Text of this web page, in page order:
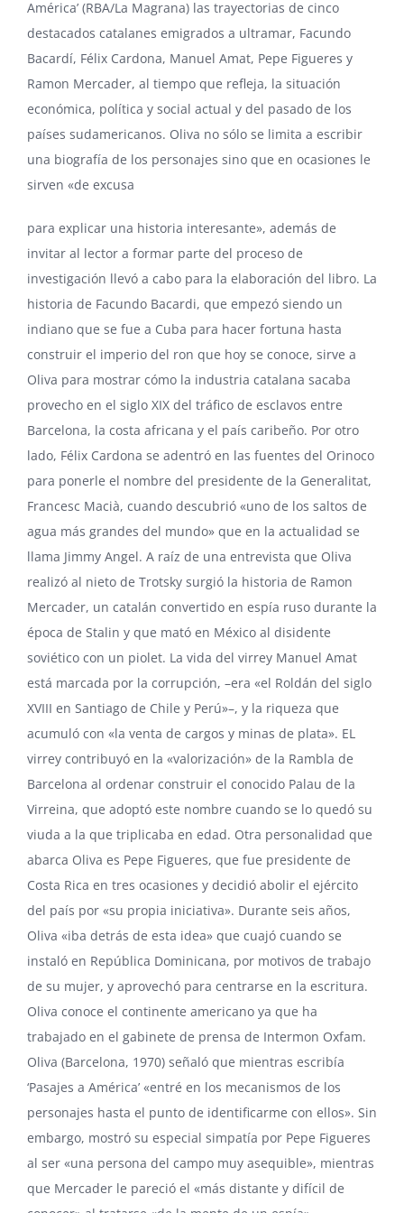
América’ (RBA/La Magrana) las trayectorias de cinco
destacados catalanes emigrados a ultramar, Facundo
Bacardí, Félix Cardona, Manuel Amat, Pepe Figueres y
Ramon Mercader, al tiempo que refleja, la situación
económica, política y social actual y del pasado de los
países sudamericanos. Oliva no sólo se limita a escribir
una biografía de los personajes sino que en ocasiones le
sirven «de excusa
para explicar una historia interesante», además de
invitar al lector a formar parte del proceso de
investigación llevó a cabo para la elaboración del libro. La
historia de Facundo Bacardi, que empezó siendo un
indiano que se fue a Cuba para hacer fortuna hasta
construir el imperio del ron que hoy se conoce, sirve a
Oliva para mostrar cómo la industria catalana sacaba
provecho en el siglo XIX del tráfico de esclavos entre
Barcelona, la costa africana y el país caribeño. Por otro
lado, Félix Cardona se adentró en las fuentes del Orinoco
para ponerle el nombre del presidente de la Generalitat,
Francesc Macià, cuando descubrió «uno de los saltos de
agua más grandes del mundo» que en la actualidad se
llama Jimmy Angel. A raíz de una entrevista que Oliva
realizó al nieto de Trotsky surgió la historia de Ramon
Mercader, un catalán convertido en espía ruso durante la
época de Stalin y que mató en México al disidente
soviético con un piolet. La vida del virrey Manuel Amat
está marcada por la corrupción, –era «el Roldán del siglo
XVIII en Santiago de Chile y Perú»–, y la riqueza que
acumuló con «la venta de cargos y minas de plata». EL
virrey contribuyó en la «valorización» de la Rambla de
Barcelona al ordenar construir el conocido Palau de la
Virreina, que adoptó este nombre cuando se lo quedó su
viuda a la que triplicaba en edad. Otra personalidad que
abarca Oliva es Pepe Figueres, que fue presidente de
Costa Rica en tres ocasiones y decidió abolir el ejército
del país por «su propia iniciativa». Durante seis años,
Oliva «iba detrás de esta idea» que cuajó cuando se
instaló en República Dominicana, por motivos de trabajo
de su mujer, y aprovechó para centrarse en la escritura.
Oliva conoce el continente americano ya que ha
trabajado en el gabinete de prensa de Intermon Oxfam.
Oliva (Barcelona, 1970) señaló que mientras escribía
‘Pasajes a América’ «entré en los mecanismos de los
personajes hasta el punto de identificarme con ellos». Sin
embargo, mostró su especial simpatía por Pepe Figueres
al ser «una persona del campo muy asequible», mientras
que Mercader le pareció el «más distante y difícil de